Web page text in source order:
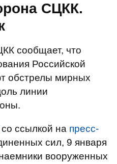
СЦКК.
сообщает, что
Российской
обстрелы мирных
линии
со ссылкой на пресс-
сил, 9 января
вооруженных